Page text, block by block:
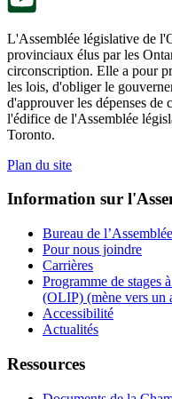
L'Assemblée législative de
provinciaux élus par les
circonscription. Elle a pour
les lois, d'obliger le
d'approuver les dépenses de
l'édifice de l'Assemblée
Toronto.
Plan du site
Information sur
Bureau de
Pour nous joindre
Carrières
Programme de stages
(OLIP) (mène vers un
Accessibilité
Actualités
Ressources